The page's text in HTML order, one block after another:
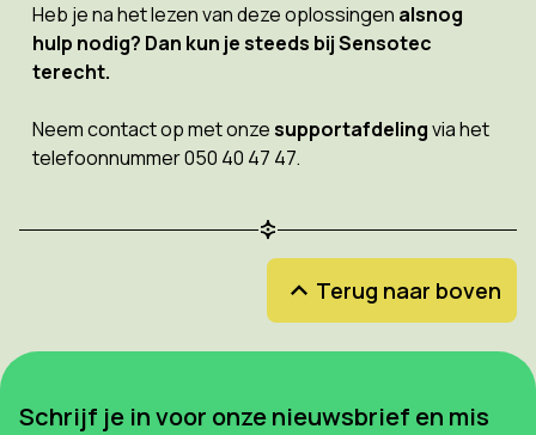
Heb je na het lezen van deze oplossingen alsnog
hulp nodig? Dan kun je steeds bij Sensotec
terecht.
Neem contact op met onzesupportafdelingvia het
telefoonnummer 050 40 47 47.
Terug naar boven
Schrijf je in voor onze nieuwsbrief en mis